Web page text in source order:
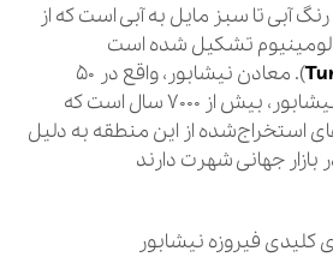
آبی تا سبز مایل به آبی است که از
تشکیل شده است
). معادن نیشابور، واقع در 50
کیلومتری شمال‌غرب نیشابور، بیش از 7000 سال است که
از این منطقه به دلیل
جهانی شهرت دارند
کلیدی فیروزه نیشابور